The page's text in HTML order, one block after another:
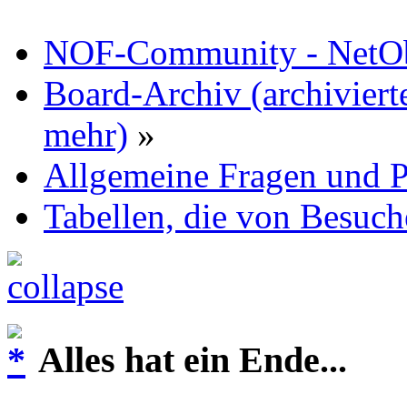
NOF-Community -
Board-Archiv
mehr) »
Allgemeine Fragen und
Tabellen, die von
Alles hat ein Ende...